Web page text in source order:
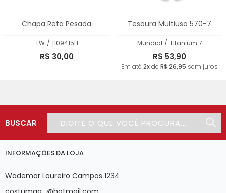
Chapa Reta Pesada
TW / 1109415H
R$ 30,00
Tesoura Multiuso 570-7
Mundial / Titanium 7
R$ 53,90
Em até 2xde R$ 26,95 sem juros
BUSCAR
INFORMAÇÕES DA LOJA
Wademar Loureiro Campos 1234